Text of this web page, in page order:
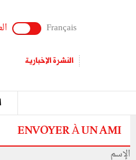
Français
النشرة الإخبارية
ENVOYER À UN AMI
الإسم